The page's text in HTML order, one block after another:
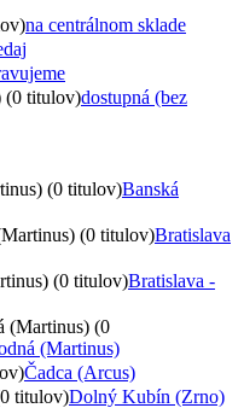
na centrálnom sklade
(0 titulov)dostupná (bez
(0 titulov)Banská
(0 titulov)Bratislava
(0 titulov)Bratislava -
(Martinus) (0
(Martinus)
Čadca (Arcus)
titulov)Dolný Kubín (Zrno)